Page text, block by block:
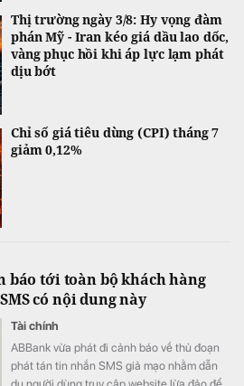
Thị trường ngày 3/8: Hy vọng đàm
phán Mỹ - Iran kéo giá dầu lao dốc,
vàng phục hồi khi áp lực lạm phát
dịu bớt
Chỉ số giá tiêu dùng (CPI) tháng 7
giảm 0,12%
báo tới toàn bộ khách hàng
có nội dung này
Tài chính
ABBank vừa phát đi cảnh báo về thủ đoạn
phát tán tin nhắn SMS giả mạo nhằm dẫn